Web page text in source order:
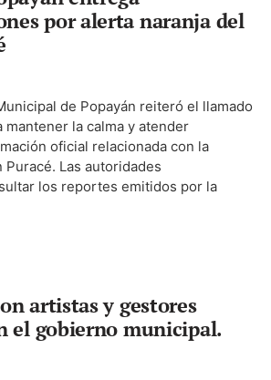
por alerta naranja del
de Popayán reiteró el llamado
mantener la calma y atender
oficial relacionada con la
Las autoridades
los reportes emitidos por la
artistas y gestores
el gobierno municipal.